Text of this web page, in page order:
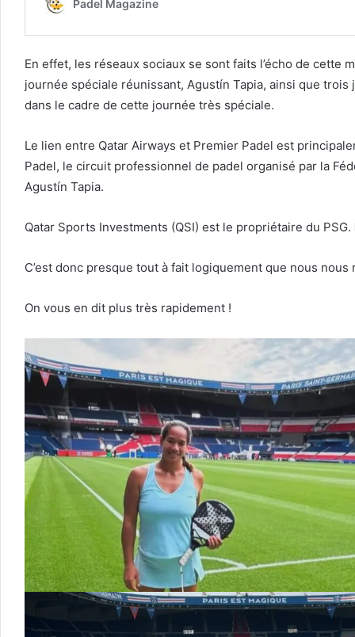
En effet, les réseaux sociaux se sont faits l’écho de cette
journée spéciale réunissant, Agustín Tapia, ainsi que
dans le cadre de cette journée très spéciale.
Le lien entre Qatar Airways et Premier Padel est
Padel, le circuit professionnel de padel organisé par la
Agustín Tapia.
Qatar Sports Investments (QSI) est le propriétaire du PSG.
C’est donc presque tout à fait logiquement que nous
On vous en dit plus très rapidement !